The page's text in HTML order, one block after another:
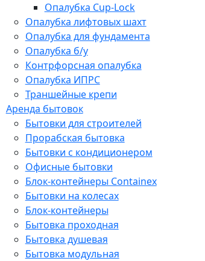
Опалубка Cup-Lock
Опалубка лифтовых шахт
Опалубка для фундамента
Опалубка б/у
Контрфорсная опалубка
Опалубка ИПРС
Траншейные крепи
Аренда бытовок
Бытовки для строителей
Прорабская бытовка
Бытовки с кондиционером
Офисные бытовки
Блок-контейнеры Containex
Бытовки на колесах
Блок-контейнеры
Бытовка проходная
Бытовка душевая
Бытовка модульная